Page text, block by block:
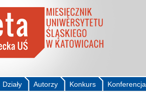
Konferencja
Konkurs
Autorzy
Działy